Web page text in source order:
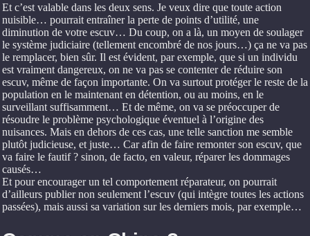
Et c’est valable dans les deux sens. Je veux dire que toute action
nuisible… pourrait entraîner la perte de points d’utilité, une
diminution de votre escuv… Du coup, on a là, un moyen de soulager
le système judiciaire (tellement encombré de nos jours…) ça ne va pas
le remplacer, bien sûr. Il est évident, par exemple, que si un individu
est vraiment dangereux, on ne va pas se contenter de réduire son
escuv, même de façon importante. On va surtout protéger le reste de la
population en le maintenant en détention, ou au moins, en le
surveillant suffisamment… Et de même, on va se préoccuper de
résoudre le problème psychologique éventuel à l’origine des
nuisances. Mais en dehors de ces cas, une telle sanction me semble
plutôt judicieuse, et juste… Car afin de faire remonter son escuv, que
va faire le fautif ? sinon, de facto, en valeur, réparer les dommages
causés…
Et pour encourager un tel comportement réparateur, on pourrait
d’ailleurs publier non seulement l’escuv (qui intègre toutes les actions
passées), mais aussi sa variation sur les derniers mois, par exemple…